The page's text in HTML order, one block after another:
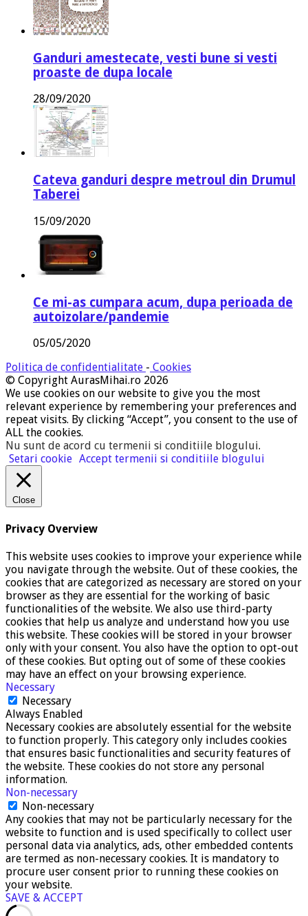
Ganduri amestecate, vesti bune si vesti
proaste de dupa locale
28/09/2020
Cateva ganduri despre metroul din Drumul
Taberei
15/09/2020
Ce mi-as cumpara acum, dupa perioada de
autoizolare/pandemie
05/05/2020
Politica de confidentialitate - Cookies
© Copyright AurasMihai.ro 2026
We use cookies on our website to give you the most
relevant experience by remembering your preferences and
repeat visits. By clicking “Accept”, you consent to the use of
ALL the cookies.
Nu sunt de acord cu termenii si conditiile blogului.
Setari cookie Accept termenii si conditiile blogului
Close
Privacy Overview
This website uses cookies to improve your experience while
you navigate through the website. Out of these cookies, the
cookies that are categorized as necessary are stored on your
browser as they are essential for the working of basic
functionalities of the website. We also use third-party
cookies that help us analyze and understand how you use
this website. These cookies will be stored in your browser
only with your consent. You also have the option to opt-out
of these cookies. But opting out of some of these cookies
may have an effect on your browsing experience.
Necessary
Necessary
Always Enabled
Necessary cookies are absolutely essential for the website
to function properly. This category only includes cookies
that ensures basic functionalities and security features of
the website. These cookies do not store any personal
information.
Non-necessary
Non-necessary
Any cookies that may not be particularly necessary for the
website to function and is used specifically to collect user
personal data via analytics, ads, other embedded contents
are termed as non-necessary cookies. It is mandatory to
procure user consent prior to running these cookies on
your website.
SAVE & ACCEPT